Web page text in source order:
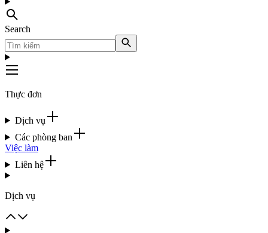
Search
Thực đơn
Dịch vụ
Các phòng ban
Việc làm
Liên hệ
Dịch vụ